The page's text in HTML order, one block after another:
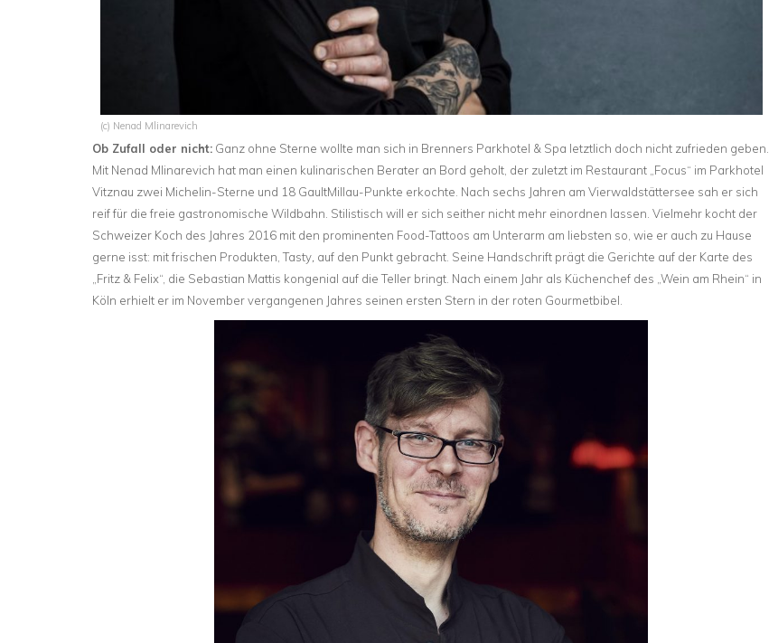
(c) Nenad Mlinarevich
Ob Zufall oder nicht: Ganz ohne Sterne wollte man sich in Brenners Parkhotel & Spa letztlich doch nicht zufrieden geben.
Mit Nenad Mlinarevich hat man einen kulinarischen Berater an Bord geholt, der zuletzt im Restaurant „Focus“ im Parkhotel
Vitznau zwei Michelin-Sterne und 18 GaultMillau-Punkte erkochte. Nach sechs Jahren am Vierwaldstättersee sah er sich
reif für die freie gastronomische Wildbahn. Stilistisch will er sich seither nicht mehr einordnen lassen. Vielmehr kocht der
Schweizer Koch des Jahres 2016 mit den prominenten Food-Tattoos am Unterarm am liebsten so, wie er auch zu Hause
gerne isst: mit frischen Produkten, Tasty, auf den Punkt gebracht. Seine Handschrift prägt die Gerichte auf der Karte des
„Fritz & Felix“, die Sebastian Mattis kongenial auf die Teller bringt. Nach einem Jahr als Küchenchef des „Wein am Rhein“ in
Köln erhielt er im November vergangenen Jahres seinen ersten Stern in der roten Gourmetbibel.